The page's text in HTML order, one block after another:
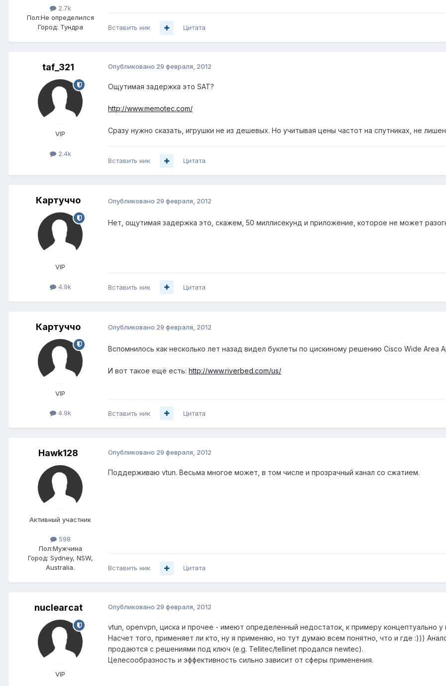
2.7k
Пол:Не определился
Город: Тундра Вставить ник Цитата
taf_321
VIP
2.4k
Опубликовано 29 февраля, 2012
Ощутимая задержка это SAT?
http://www.memotec.com/
Сразу нужно сказать, игрушки не из дешевых. Но учитывая цены частот на спутниках, не
Вставить ник Цитата
Картуччо
VIP
4.9k
Опубликовано 29 февраля, 2012
Нет, ощутимая задержка это, скажем, 50 миллисекунд и приложение, которое не может
Вставить ник Цитата
Картуччо
VIP
4.9k
Опубликовано 29 февраля, 2012
Вспомнилось как несколько лет назад видел буклеты по цискиному решению Cisco Wide Area
И вот такое ещё есть: http://www.riverbed.com/us/
Вставить ник Цитата
Hawk128
Активный участник
598
Пол:Мужчина
Город: Sydney, NSW,
Australia.
Опубликовано 29 февраля, 2012
Поддерживаю vtun. Весьма многое может, в том числе и прозрачный канал со сжатием.
Вставить ник Цитата
nuclearcat
VIP
Опубликовано 29 февраля, 2012
vtun, openvpn, циска и прочее - имеют определенный недостаток, к примеру концептуально
Насчет того, применяет ли кто, ну я применяю, но тут думаю всем понятно, что и где :)))
продаются с решениями под ключ (e.g. Tellitec/tellinet продался newtec).
Целесообразность и эффективность сильно зависит от сферы применения.